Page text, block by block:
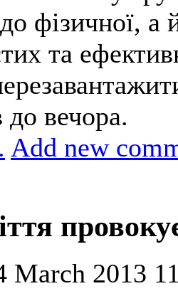
фізичної, а
та
вечора.
Add new
March 2013